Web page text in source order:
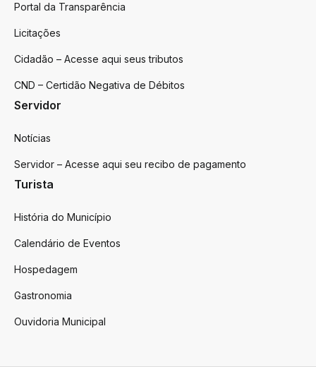
Portal da Transparência
Licitações
Cidadão – Acesse aqui seus tributos
CND – Certidão Negativa de Débitos
Servidor
Notícias
Servidor – Acesse aqui seu recibo de pagamento
Turista
História do Município
Calendário de Eventos
Hospedagem
Gastronomia
Ouvidoria Municipal